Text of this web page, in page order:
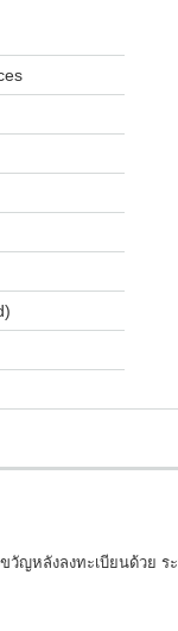
หลังลงทะเบียนด้วย